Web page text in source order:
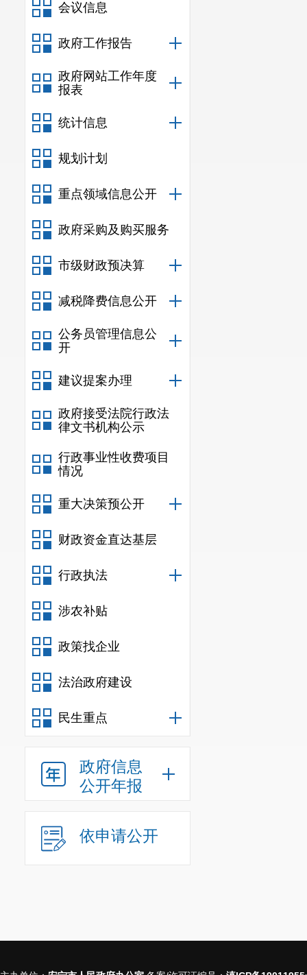
会议信息
政府工作报告
政府网站工作年度
报表
统计信息
规划计划
重点领域信息公开
政府采购及购买服务
市级财政预决算
减税降费信息公开
公务员管理信息公
开
建议提案办理
政府接受法院行政法
律文书机构公示
行政事业性收费项目
情况
重大决策预公开
财政资金直达基层
行政执法
涉农补贴
政策找企业
法治政府建设
民生重点
政府信息
公开年报
依申请公开